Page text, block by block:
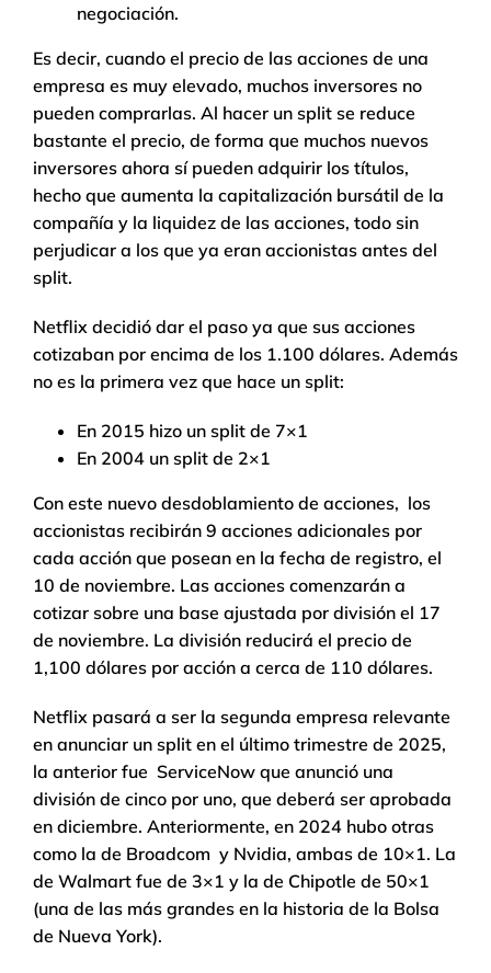
negociación.
Es decir, cuando el precio de las acciones de una
empresa es muy elevado, muchos inversores no
pueden comprarlas. Al hacer un split se reduce
bastante el precio, de forma que muchos nuevos
inversores ahora sí pueden adquirir los títulos,
hecho que aumenta la capitalización bursátil de la
compañía y la liquidez de las acciones, todo sin
perjudicar a los que ya eran accionistas antes del
split.
Netflix decidió dar el paso ya que sus acciones
cotizaban por encima de los 1.100 dólares. Además
no es la primera vez que hace un split:
En 2015 hizo un split de 7×1
En 2004 un split de 2×1
Con este nuevo desdoblamiento de acciones, los
accionistas recibirán 9 acciones adicionales por
cada acción que posean en la fecha de registro, el
10 de noviembre. Las acciones comenzarán a
cotizar sobre una base ajustada por división el 17
de noviembre. La división reducirá el precio de
1,100 dólares por acción a cerca de 110 dólares.
Netflix pasará a ser la segunda empresa relevante
en anunciar un split en el último trimestre de 2025,
la anterior fue ServiceNow que anunció una
división de cinco por uno, que deberá ser aprobada
en diciembre. Anteriormente, en 2024 hubo otras
como la de Broadcom y Nvidia, ambas de 10×1. La
de Walmart fue de 3×1 y la de Chipotle de 50×1
(una de las más grandes en la historia de la Bolsa
de Nueva York).